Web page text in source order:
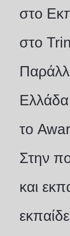
στο
στο
Ελλάδα
το
Στην
και